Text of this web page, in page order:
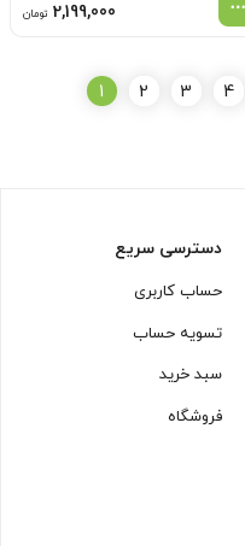
2,199,000 تومان
1 2 3 4
دسترسی سریع
حساب کاربری
تسویه حساب
سبد خرید
فروشگاه